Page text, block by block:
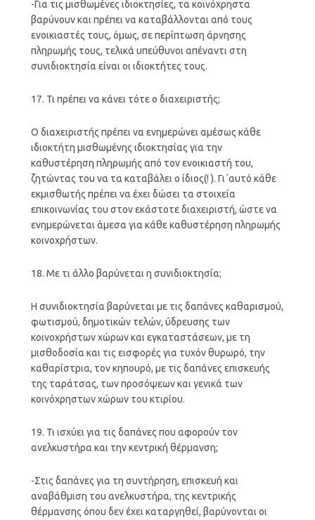
-Για τις μισθωμένες ιδιοκτησίες, τα κοινόχρηστα
βαρύνουν και πρέπει να καταβάλλονται από τους
ενοικιαστές τους, όμως, σε περίπτωση άρνησης
πληρωμής τους, τελικά υπεύθυνοι απέναντι στη
συνιδιοκτησία είναι οι ιδιοκτήτες τους.
17. Τι πρέπει να κάνει τότε ο διαχειριστής;
Ο διαχειριστής πρέπει να ενημερώνει αμέσως κάθε
ιδιοκτήτη μισθωμένης ιδιοκτησίας για την
καθυστέρηση πληρωμής από τον ενοικιαστή του,
ζητώντας του να τα καταβάλει ο ίδιος(! ). Γι΄αυτό κάθε
εκμισθωτής πρέπει να έχει δώσει τα στοιχεία
επικοινωνίας του στον εκάστοτε διαχειριστή, ώστε να
ενημερώνεται άμεσα για κάθε καθυστέρηση πληρωμής
κοινοχρήστων.
18. Με τι άλλο βαρύνεται η συνιδιοκτησία;
Η συνιδιοκτησία βαρύνεται με τις δαπάνες καθαρισμού,
φωτισμού, δημοτικών τελών, ύδρευσης των
κοινοχρήστων χώρων και εγκαταστάσεων, με τη
μισθοδοσία και τις εισφορές για τυχόν θυρωρό, την
καθαρίστρια, τον κηπουρό, με τις δαπάνες επισκευής
της ταράτσας, των προσόψεων και γενικά των
κοινόχρηστων χώρων του κτιρίου.
19. Τι ισχύει για τις δαπάνες που αφορούν τον
ανελκυστήρα και την κεντρική θέρμανση;
-Στις δαπάνες για τη συντήρηση, επισκευή και
αναβάθμιση του ανελκυστήρα, της κεντρικής
θέρμανσης όπου δεν έχει καταργηθεί, βαρύνονται οι